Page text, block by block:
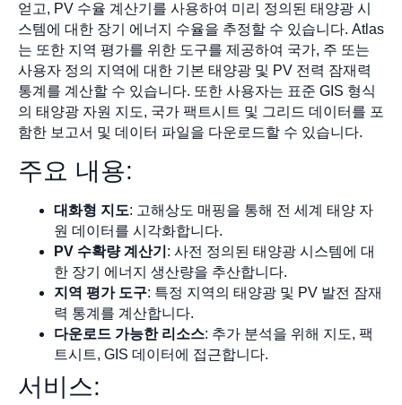
얻고, PV 수율 계산기를 사용하여 미리 정의된 태양광 시
스템에 대한 장기 에너지 수율을 추정할 수 있습니다. Atlas
는 또한 지역 평가를 위한 도구를 제공하여 국가, 주 또는
사용자 정의 지역에 대한 기본 태양광 및 PV 전력 잠재력
통계를 계산할 수 있습니다. 또한 사용자는 표준 GIS 형식
의 태양광 자원 지도, 국가 팩트시트 및 그리드 데이터를 포
함한 보고서 및 데이터 파일을 다운로드할 수 있습니다.
주요 내용:
대화형 지도: 고해상도 매핑을 통해 전 세계 태양 자
원 데이터를 시각화합니다.
PV 수확량 계산기 : 사전 정의된 태양광 시스템에 대
한 장기 에너지 생산량을 추산합니다.
지역 평가 도구: 특정 지역의 태양광 및 PV 발전 잠재
력 통계를 계산합니다.
다운로드 가능한 리소스: 추가 분석을 위해 지도, 팩
트시트, GIS 데이터에 접근합니다.
서비스: